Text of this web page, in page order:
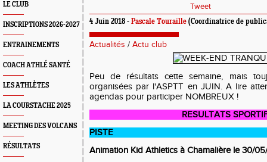
LE CLUB
INSCRIPTIONS 2026-2027
ENTRAINEMENTS
COACH ATHLÉ SANTÉ
LES ATHLÈTES
LA COURSTACHE 2025
MEETING DES VOLCANS
RÉSULTATS
Tweet
4 Juin 2018 - Pascale Touraille (Coordinatrice de
Actualités / Actu club
Peu de résultats cette semaine, mais
organisées par l'ASPTT en JUIN. A lire
agendas pour participer NOMBREUX !
RESULTATS
PISTE
Animation Kid Athletics à Chamalière le 30/